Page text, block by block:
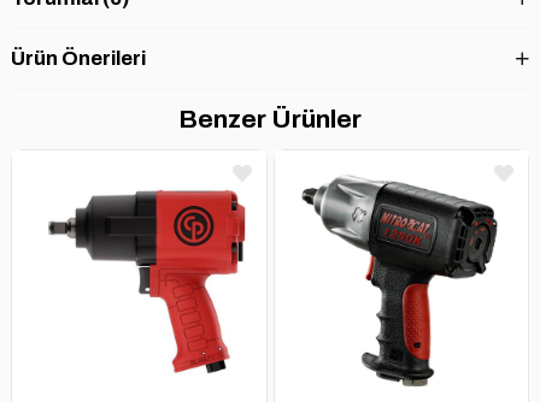
Ürün Önerileri
Benzer Ürünler